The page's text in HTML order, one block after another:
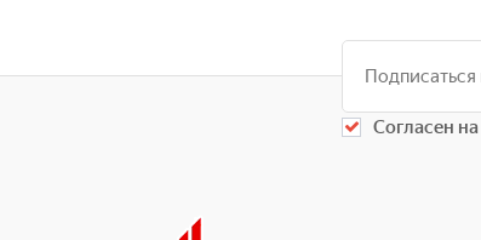
Согласен на